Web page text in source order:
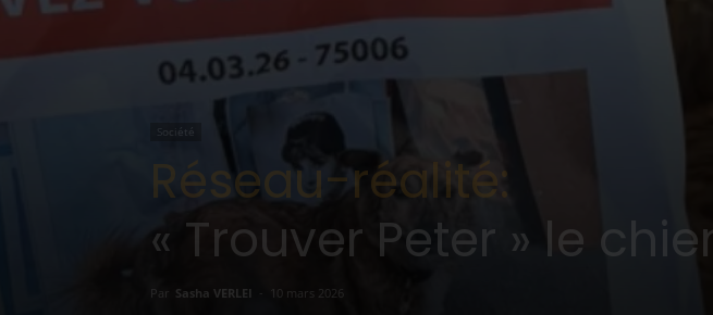
Société
Réseau-réalité:
« Trouver Peter » le
Par Sasha VERLEI 10 mars 2026